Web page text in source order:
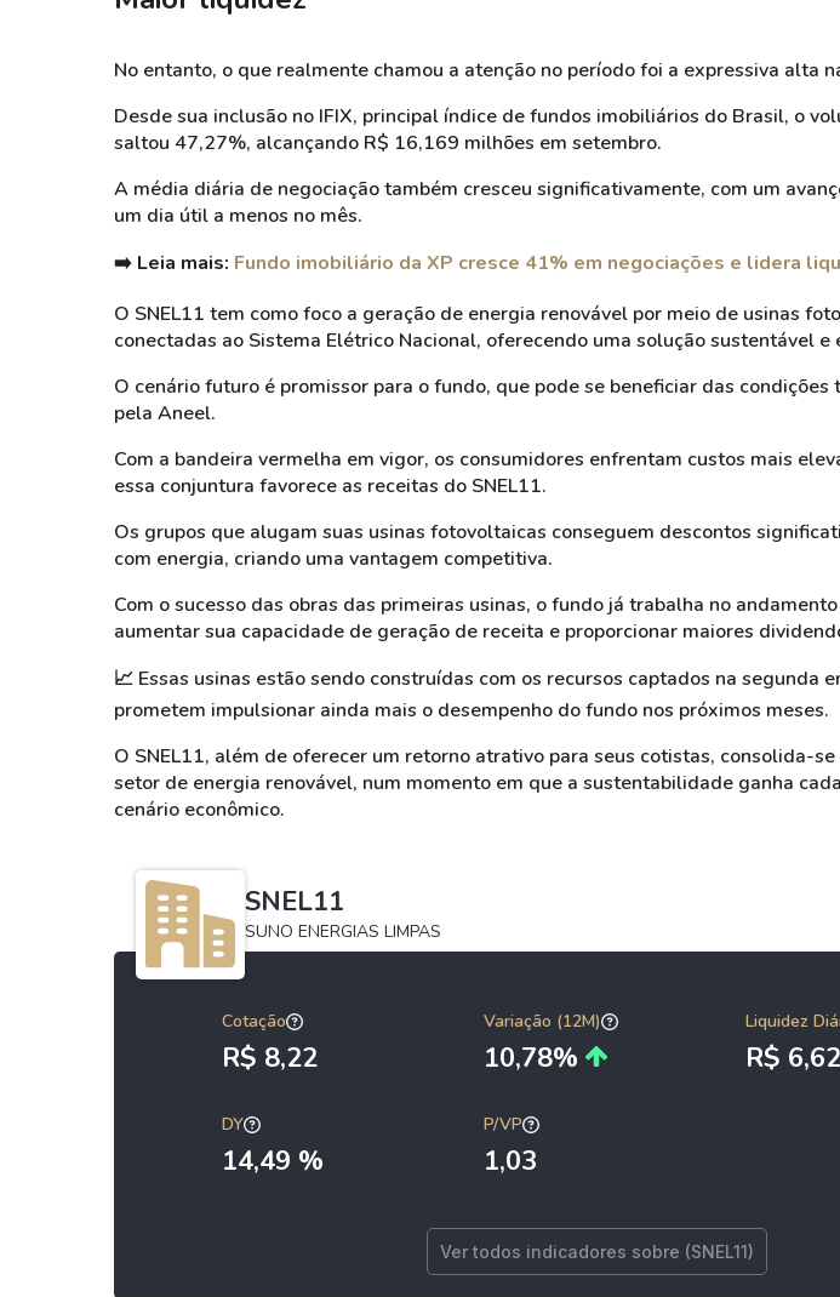
No entanto, o que realmente chamou a atenção no período foi a expressiva alta
Desde sua inclusão no IFIX, principal índice de fundos imobiliários do Brasil, o
saltou 47,27%, alcançando R$ 16,169 milhões em setembro.
A média diária de negociação também cresceu significativamente, com um
um dia útil a menos no mês.
➡️ Leia mais: Fundo imobiliário da XP cresce 41% em negociações e lidera
O SNEL11 tem como foco a geração de energia renovável por meio de usinas
conectadas ao Sistema Elétrico Nacional, oferecendo uma solução sustentável e
O cenário futuro é promissor para o fundo, que pode se beneficiar das
pela Aneel.
Com a bandeira vermelha em vigor, os consumidores enfrentam custos mais
essa conjuntura favorece as receitas do SNEL11.
Os grupos que alugam suas usinas fotovoltaicas conseguem descontos
com energia, criando uma vantagem competitiva.
Com o sucesso das obras das primeiras usinas, o fundo já trabalha no
aumentar sua capacidade de geração de receita e proporcionar maiores
📈 Essas usinas estão sendo construídas com os recursos captados na segunda
prometem impulsionar ainda mais o desempenho do fundo nos próximos meses.
O SNEL11, além de oferecer um retorno atrativo para seus cotistas, consolida-
setor de energia renovável, num momento em que a sustentabilidade ganha
cenário econômico.
SNEL11
SUNO ENERGIAS LIMPAS
Cotação
R$ 8,22
Variação (12M)
10,78%
Liquidez
R$
DY
14,49 %
P/VP
1,03
Ver todos indicadores sobre (SNEL11)